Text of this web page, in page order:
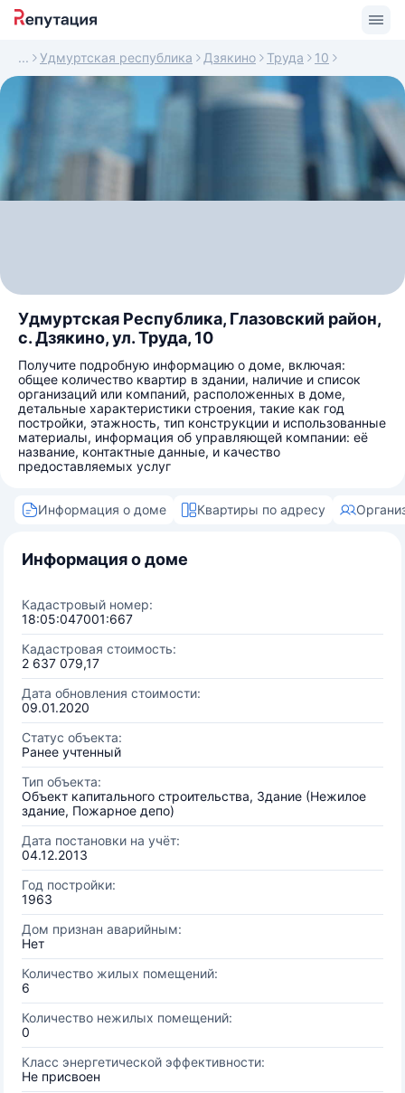
Удмуртская республика Дзякино Труда 10
Удмуртская Республика, Глазовский район,
с. Дзякино, ул. Труда, 10
Получите подробную информацию о доме, включая:
общее количество квартир в здании, наличие и список
организаций или компаний, расположенных в доме,
детальные характеристики строения, такие как год
постройки, этажность, тип конструкции и использованные
материалы, информация об управляющей компании: её
название, контактные данные, и качество
предоставляемых услуг
Информация о доме Квартиры по адресу
Информация о доме
Кадастровый номер:
18:05:047001:667
Кадастровая стоимость:
2 637 079,17
Дата обновления стоимости:
09.01.2020
Статус объекта:
Ранее учтенный
Тип объекта:
Объект капитального строительства, Здание (Нежилое
здание, Пожарное депо)
Дата постановки на учёт:
04.12.2013
Год постройки:
1963
Дом признан аварийным:
Нет
Количество жилых помещений:
6
Количество нежилых помещений:
0
Класс энергетической эффективности:
Не присвоен